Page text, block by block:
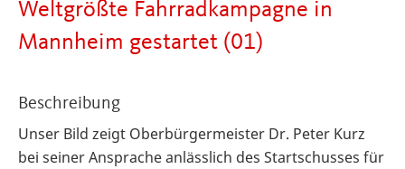
Weltgrößte Fahrradkampagne in
Mannheim gestartet (01)
Beschreibung
Unser Bild zeigt Oberbürgermeister Dr. Peter Kurz
bei seiner Ansprache anlässlich des Startschusses für